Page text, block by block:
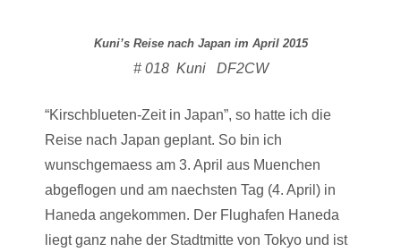
Kuni’s Reise nach Japan im April 2015
# 018 Kuni DF2CW
“Kirschblueten-Zeit in Japan”, so hatte ich die
Reise nach Japan geplant. So bin ich
wunschgemaess am 3. April aus Muenchen
abgeflogen und am naechsten Tag (4. April) in
Haneda angekommen. Der Flughafen Haneda
liegt ganz nahe der Stadtmitte von Tokyo und ist